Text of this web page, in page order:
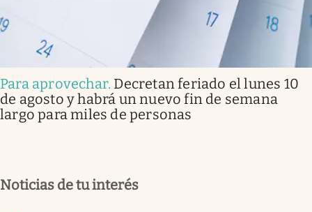
Para aprovechar. Decretan feriado el lunes 10
de agosto y habrá un nuevo fin de semana
largo para miles de personas
Noticias de tu interés